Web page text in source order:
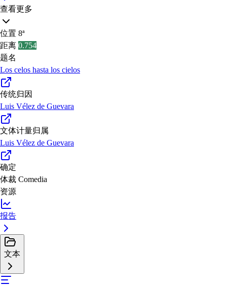
查看更多
位置 8ª
距离 0.754
题名
Los celos hasta los cielos
传统归因
Luis Vélez de Guevara
文体计量归属
Luis Vélez de Guevara
确定
体裁 Comedia
资源
报告
文本